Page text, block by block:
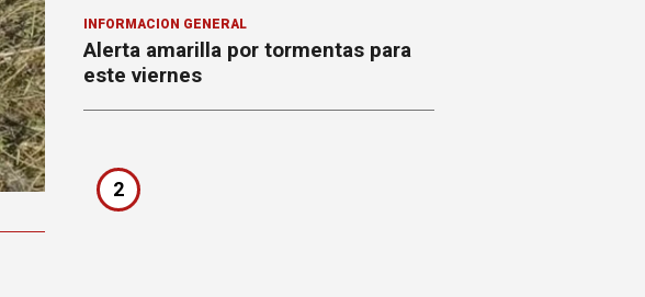
INFORMACION GENERAL
Alerta amarilla por tormentas para
este viernes
2